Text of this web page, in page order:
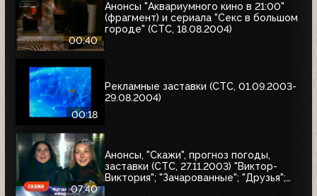
00:40
Анонсы "Аквариумного кино в 21:00"
(фрагмент) и сериала "Секс в большом
городе" (СТС, 18.08.2004)
00:18
Рекламные заставки (СТС, 01.09.2003-
29.08.2004)
07:40
Анонсы, "Скажи", прогноз погоды,
заставки (СТС, 27.11.2003) "Виктор-
Виктория"; "Зачарованные"; "Друзья";